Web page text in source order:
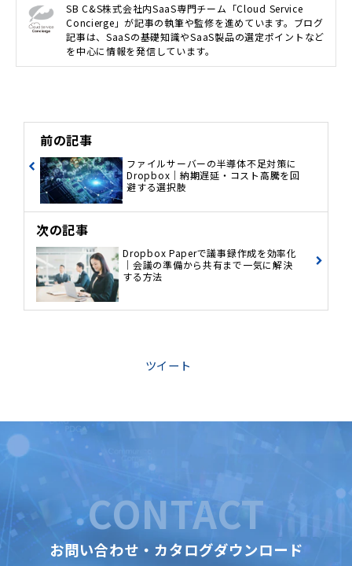
SB C&S株式会社内SaaS専門チーム「Cloud Service
Concierge」が記事の執筆や監修を進めています。ブログ
記事は、SaaSの基礎知識やSaaS製品の選定ポイントなど
を中心に情報を発信しています。
前の記事
ファイルサーバーの半導体不足対策に
Dropbox｜納期遅延・コスト高騰を回
避する選択肢
次の記事
Dropbox Paperで議事録作成を効率化
｜会議の準備から共有まで一気に解決
する方法
ツイート
CONTACT
お問い合わせ・カタログダウンロード